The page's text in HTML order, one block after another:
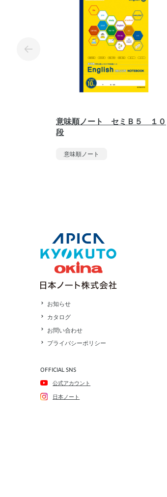
意味順ノート セミＢ５ １０
段
意味順ノート
お知らせ
カタログ
お問い合わせ
プライバシーポリシー
OFFICIAL SNS
公式アカウント
日本ノート